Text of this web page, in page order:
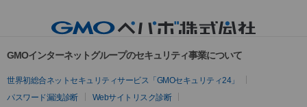
GMOインターネットグループのセキュリティ事業について
世界初総合ネットセキュリティサービス「GMOセキュリティ24」
パスワード漏洩診断
Webサイトリスク診断